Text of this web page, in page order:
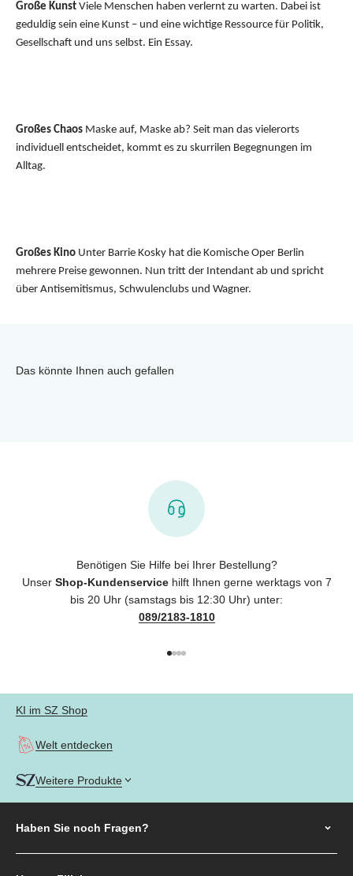
Große Kunst Viele Menschen haben verlernt zu warten. Dabei ist
geduldig sein eine Kunst – und eine wichtige Ressource für Politik,
Gesellschaft und uns selbst. Ein Essay.
Großes Chaos Maske auf, Maske ab? Seit man das vielerorts
individuell entscheidet, kommt es zu skurrilen Begegnungen im
Alltag.
Großes Kino Unter Barrie Kosky hat die Komische Oper Berlin
mehrere Preise gewonnen. Nun tritt der Intendant ab und spricht
über Antisemitismus, Schwulenclubs und Wagner.
Das könnte Ihnen auch gefallen
Benötigen Sie Hilfe bei Ihrer Bestellung?
Unser Shop-Kundenservicehilft Ihnen gerne werktags von 7
bis 20 Uhr (samstags bis 12:30 Uhr) unter:
089/2183-1810
KI im SZ Shop
Welt entdecken
Weitere Produkte
Haben Sie noch Fragen?